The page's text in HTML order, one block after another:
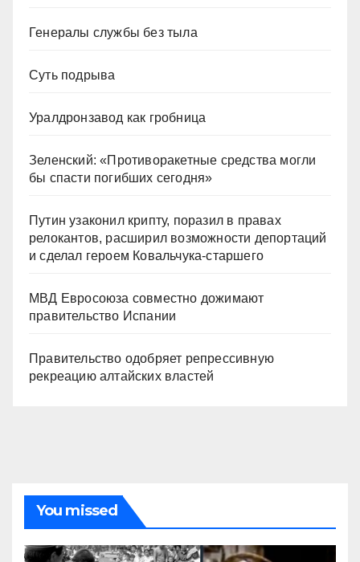
Генералы службы без тыла
Суть подрыва
Уралдронзавод как гробница
Зеленский: «Противоракетные средства могли
бы спасти погибших сегодня»
Путин узаконил крипту, поразил в правах
релокантов, расширил возможности депортаций
и сделал героем Ковальчука-старшего
МВД Евросоюза совместно дожимают
правительство Испании
Правительство одобряет репрессивную
рекреацию алтайских властей
You missed